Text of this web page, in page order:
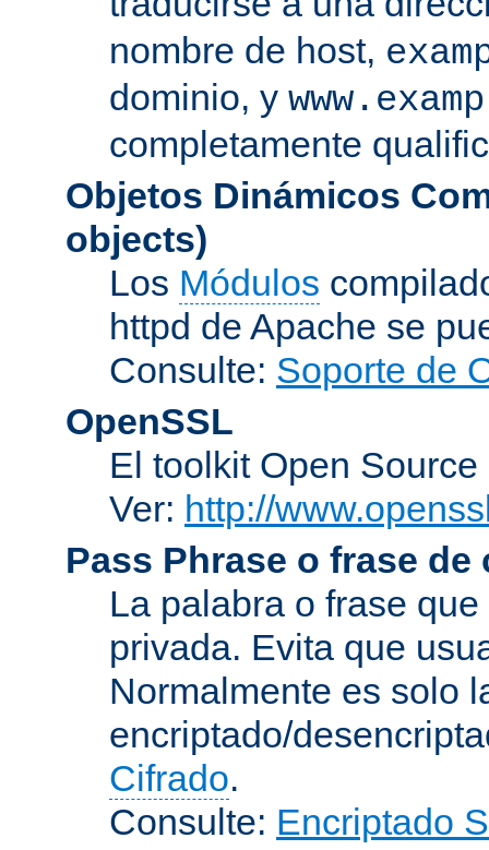
nombre de host,
dominio, y
completamente
Objetos Dinámicos
objects)
Los Módulos
httpd de Apache se
Consulte: Soporte de
OpenSSL
El toolkit Open
Ver: http://
Pass Phrase o frase de
La palabra o frase
privada. Evita que
Normalmente es solo
encriptado/
Cifrado.
Consulte: Encriptado